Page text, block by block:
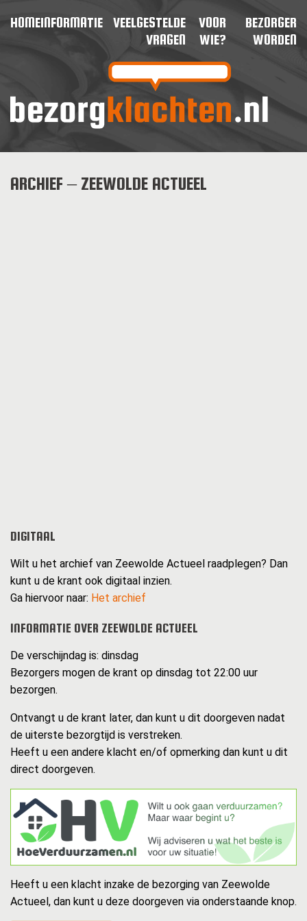
HOMEINFORMATIE
VEELGESTELDE
VRAGEN
VOOR
WIE?
BEZORGER
WORDEN
ARCHIEF – ZEEWOLDE ACTUEEL
DIGITAAL
Wilt u het archief van Zeewolde Actueel raadplegen? Dan
kunt u de krant ook digitaal inzien.
Ga hiervoor naar: Het archief
INFORMATIE OVER ZEEWOLDE ACTUEEL
De verschijndag is: dinsdag
Bezorgers mogen de krant op dinsdag tot 22:00 uur
bezorgen.
Ontvangt u de krant later, dan kunt u dit doorgeven nadat
de uiterste bezorgtijd is verstreken.
Heeft u een andere klacht en/of opmerking dan kunt u dit
direct doorgeven.
Heeft u een klacht inzake de bezorging van Zeewolde
Actueel, dan kunt u deze doorgeven via onderstaande knop.